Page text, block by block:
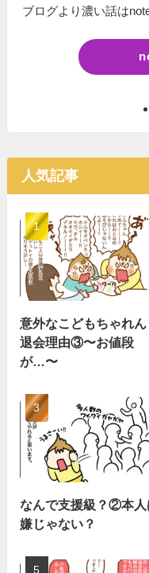
ブログより濃い話は
人気記事
意外なこどもちゃれん
退会理由③〜お値段
が…〜
なんで支援級？②本人
嫌じゃない？